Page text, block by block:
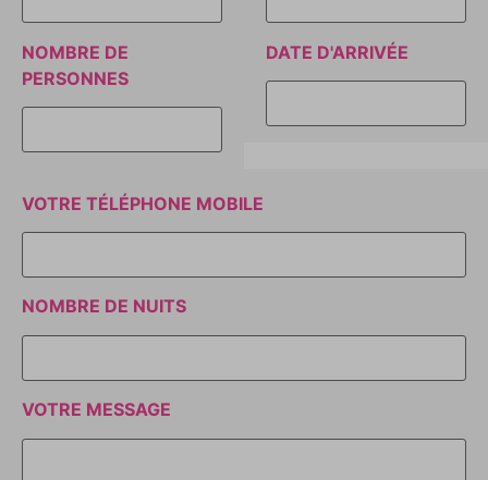
NOMBRE DE
PERSONNES
DATE D'ARRIVÉE
VOTRE TÉLÉPHONE MOBILE
NOMBRE DE NUITS
VOTRE MESSAGE